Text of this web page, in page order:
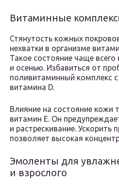
Витаминные
Стянутость кожных
нехватки в организме
Такое состояние чаще всего
и осенью. Избавиться от
поливитаминный комплекс
витамина D.
Влияние на состояние кожи
витамин Е. Он
и растрескивание. Ускорить
позволяет высокая
Эмоленты для
и взрослого